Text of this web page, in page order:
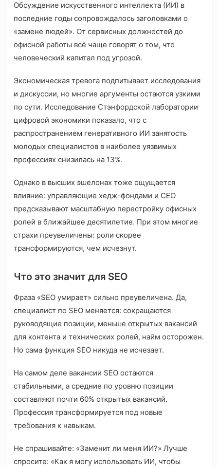
Обсуждение искусственного интеллекта (ИИ) в
последние годы сопровождалось заголовками о
«замене людей». От сервисных должностей до
офисной работы всё чаще говорят о том, что
человеческий капитал под угрозой.
Экономическая тревога подпитывает исследования
и дискуссии, но многие аргументы остаются узкими
по сути. Исследование Стэнфордской лаборатории
цифровой экономики показало, что с
распространением генеративного ИИ занятость
молодых специалистов в наиболее уязвимых
профессиях снизилась на 13%.
Однако в высших эшелонах тоже ощущается
влияние: управляющие хедж-фондами и CEO
предсказывают масштабную перестройку офисных
ролей в ближайшее десятилетие. При этом многие
страхи преувеличены: роли скорее
трансформируются, чем исчезнут.
Что это значит для SEO
Фраза «SEO умирает» сильно преувеличена. Да,
специалист по SEO меняется: сокращаются
руководящие позиции, меньше открытых вакансий
для контента и технических ролей, найм осторожен.
Но сама функция SEO никуда не исчезает.
На самом деле вакансии SEO остаются
стабильными, а средние по уровню позиции
составляют почти 60% открытых вакансий.
Профессия трансформируется под новые
требования к навыкам.
Не спрашивайте: «Заменит ли меня ИИ?» Лучше
спросите: «Как я могу использовать ИИ, чтобы